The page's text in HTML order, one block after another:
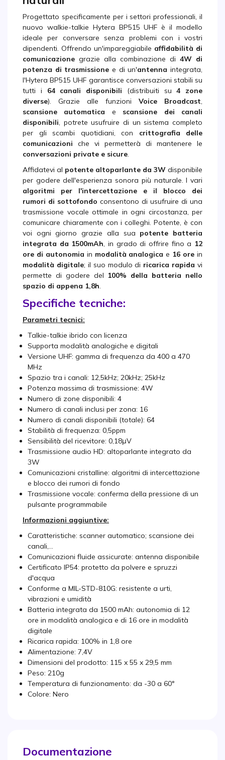
Progettato specificamente per i settori professionali, il
nuovo walkie-talkie Hytera BP515 UHF è il modello
ideale per conversare senza problemi con i vostri
dipendenti. Offrendo un'impareggiabile affidabilità di
comunicazione grazie alla combinazione di 4W di
potenza di trasmissione e di un'antenna integrata,
l'Hytera BP515 UHF garantisce conversazioni stabili su
tutti i 64 canali disponibili (distribuiti su4 zone
diverse). Grazie alle funzioni Voice Broadcast
scansione automatica e scansione dei canali
disponibili , potrete usufruire di un sistema completo
per gli scambi quotidiani, con crittografia delle
comunicazioni che vi permetterà di mantenere le
conversazioni private e sicure
Affidatevi al potente altoparlante da 3W disponibile
per godere dell'esperienza sonora più naturale. I vari
algoritmi per l'intercettazione e il blocco dei
rumori di sottofondo consentono di usufruire di una
trasmissione vocale ottimale in ogni circostanza, per
comunicare chiaramente con i colleghi. Potente, è con
voi ogni giorno grazie alla sua potente batteria
integrata da 1500mAh , in grado di offrire fino a 12
ore di autonomia in modalità analogica e 16 ore in
modalità digitale; il suo modulo di ricarica rapida vi
permette di godere del 100% della batteria nello
spazio di appena 1,8h
Specifiche tecniche:
Parametri tecnici:
Talkie-talkie ibrido con licenza
Supporta modalità analogiche e digitali
Versione UHF: gamma di frequenza da 400 a 470
MHz
Spazio tra i canali: 12,5kHz; 20kHz; 25kHz
Potenza massima di trasmissione: 4W
Numero di zone disponibili: 4
Numero di canali inclusi per zona: 16
Numero di canali disponibili (totale): 64
Stabilità di frequenza: 0,5ppm
Sensibilità del ricevitore: 0,18μV
Trasmissione audio HD: altoparlante integrato da
3W
Comunicazioni cristalline: algoritmi di intercettazione
e blocco dei rumori di fondo
Trasmissione vocale: conferma della pressione di un
pulsante programmabile
Informazioni aggiuntive:
Caratteristiche: scanner automatico; scansione dei
canali,...
Comunicazioni fluide assicurate: antenna disponibile
Certificato IP54: protetto da polvere e spruzzi
d'acqua
Conforme a MIL-STD-810G: resistente a urti,
vibrazioni e umidità
Batteria integrata da 1500 mAh: autonomia di 12
ore in modalità analogica e di 16 ore in modalità
digitale
Ricarica rapida: 100% in 1,8 ore
Alimentazione: 7,4V
Dimensioni del prodotto: 115 x 55 x 29,5 mm
Peso: 210g
Temperatura di funzionamento: da -30 a 60°
Colore: Nero
Documentazione